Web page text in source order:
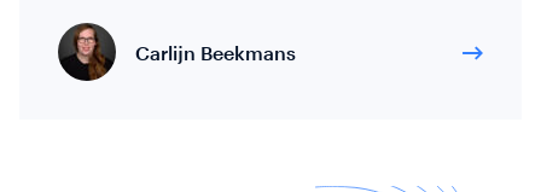
Carlijn Beekmans